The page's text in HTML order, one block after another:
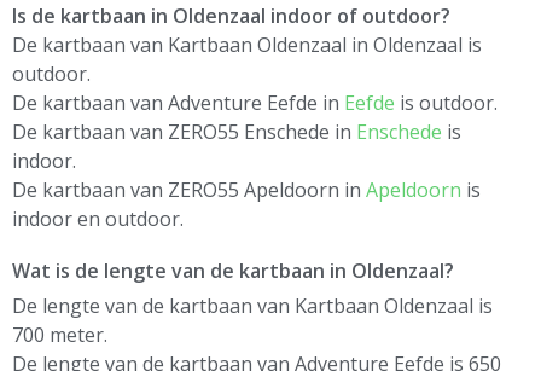
Is de kartbaan in Oldenzaal indoor of outdoor?
De kartbaan van Kartbaan Oldenzaal in Oldenzaal is
outdoor.
De kartbaan van Adventure Eefde in Eefde is outdoor.
De kartbaan van ZERO55 Enschede in Enschede is
indoor.
De kartbaan van ZERO55 Apeldoorn in Apeldoorn is
indoor en outdoor.
Wat is de lengte van de kartbaan in Oldenzaal?
De lengte van de kartbaan van Kartbaan Oldenzaal is
700 meter.
De lengte van de kartbaan van Adventure Eefde is 650